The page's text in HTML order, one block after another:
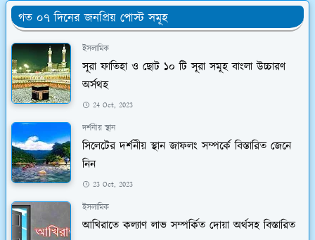
গত ০৭ দিনের জনপ্রিয় পোস্ট সমূহ
ইসলামিক
সূরা ফাতিহা ও ছোট ১০ টি সূরা সমূহ বাংলা উচ্চারণ
অর্সথহ
24 Oct, 2023
দর্শনীয় স্থান
সিলেটের দর্শনীয় স্থান জাফলং সম্পর্কে বিস্তারিত জেনে
নিন
23 Oct, 2023
ইসলামিক
আখিরাতে কল্যাণ লাভ সম্পর্কিত দোয়া অর্থসহ বিস্তারিত